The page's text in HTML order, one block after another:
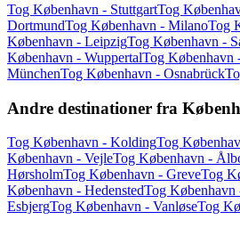
Tog København - StuttgartTog
DortmundTog København - MilanoTog
København - LeipzigTog København -
København - WuppertalTog København
MünchenTog København - Osnabrück
Andre destinationer fra
Tog København - KoldingTog
København - VejleTog København -
HørsholmTog København - GreveTog
København - HedenstedTog København
EsbjergTog København - VanløseTog